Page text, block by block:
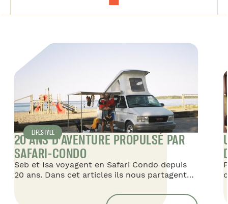
LIFESTYLE
20 ANS D’AVENTURE PROPULSÉ PAR
SAFARI-CONDO
Seb et Isa voyagent en Safari Condo depuis
20 ans. Dans cet articles ils nous partagent
commençant avec leur premier Safari 16'